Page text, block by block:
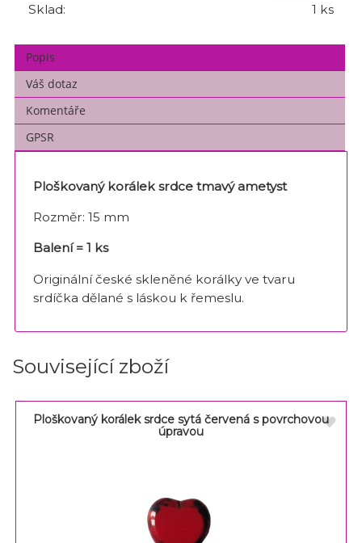
Sklad:
1 ks
Popis
Váš dotaz
Komentáře
GPSR
Ploškovaný korálek srdce tmavý ametyst
Rozměr: 15 mm
Balení = 1 ks
Originální české skleněné korálky ve tvaru
srdíčka dělané s láskou k řemeslu.
Související zboží
Ploškovaný korálek srdce sytá červená s povrchovou
úpravou